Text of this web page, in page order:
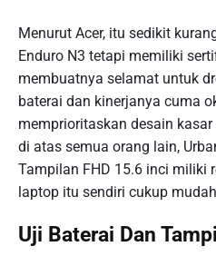
Menurut Acer, itu sedikit
Enduro N3 tetapi memiliki
membuatnya selamat untuk
baterai dan kinerjanya cuma
memprioritaskan desain
di atas semua orang lain,
Tampilan FHD 15.6 inci miliki
laptop itu sendiri cukup
Uji Baterai Dan